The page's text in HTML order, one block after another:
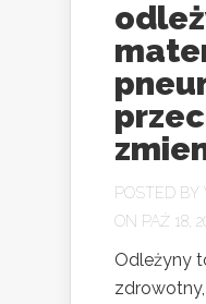
POSTED BY
ON PAŹ 18,
Odleżyny